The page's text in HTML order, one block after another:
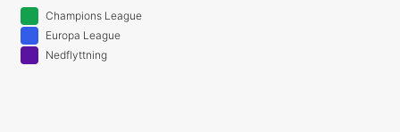
Champions League
Europa League
Nedflyttning